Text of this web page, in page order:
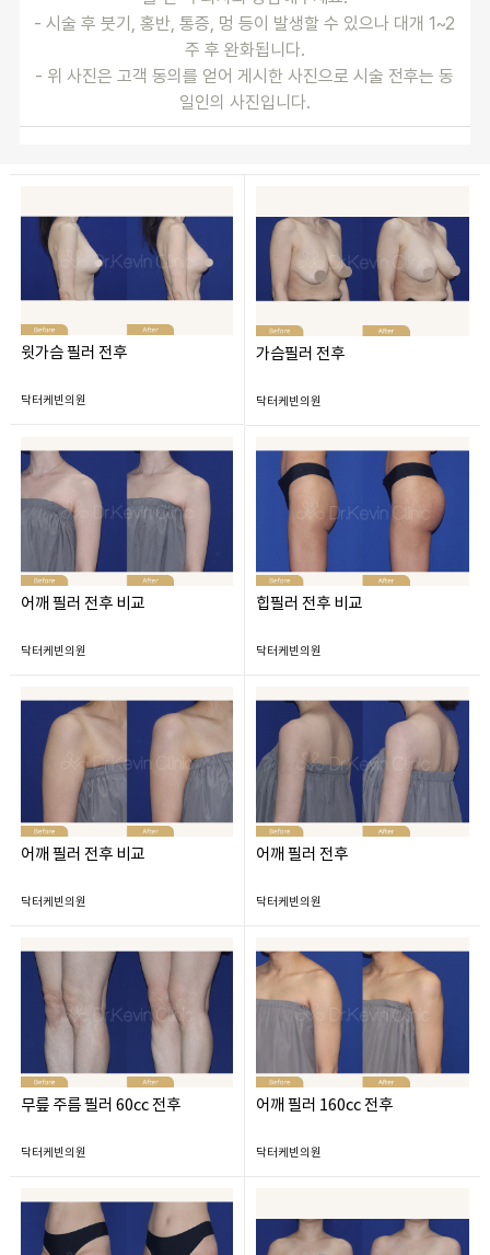
- 시술 후 붓기, 홍반, 통증, 멍 등이 발생할 수 있으나 대개 1~2
주 후 완화됩니다.
- 위 사진은 고객 동의를 얻어 게시한 사진으로 시술 전후는 동
일인의 사진입니다.
윗가슴 필러 전후
닥터케빈의원
가슴필러 전후
닥터케빈의원
어깨 필러 전후 비교
닥터케빈의원
힙필러 전후 비교
닥터케빈의원
어깨 필러 전후 비교
닥터케빈의원
어깨 필러 전후
닥터케빈의원
무릎 주름 필러 60cc 전후
닥터케빈의원
어깨 필러 160cc 전후
닥터케빈의원